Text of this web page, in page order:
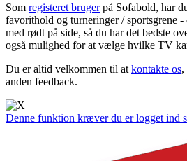
Som registeret brugerpå Sofabold, har
favorithold og turneringer / sportsgrene
med rødt på side, så du har det bedste
også mulighed for at vælge hvilke TV
Du er altid velkommen til at kontakte os,
anden feedback.
Denne funktion kræver du er logget ind